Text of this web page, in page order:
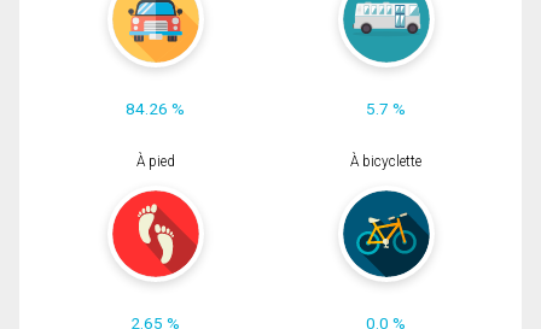
84.26 % 5.7 %
À pied
2.65 %
À bicyclette
0.0 %